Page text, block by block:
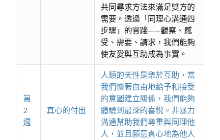
共同尋求方法來滿足雙方的
需要。透過「同理心溝通四
步驟」的實踐——觀察、感
受、需要、請求，我們能夠
使友愛與互助成為事實。
第
2
週
真心的付出
人類的天性是樂於互助，當
我們懷著自由地給予和接受
的意圖建立關係，我們能夠
體驗到最深的喜悅。非暴力
溝通幫助我們尊重與同理他
人，並且願意真心地為他人